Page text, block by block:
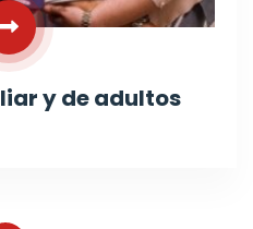
y de adultos